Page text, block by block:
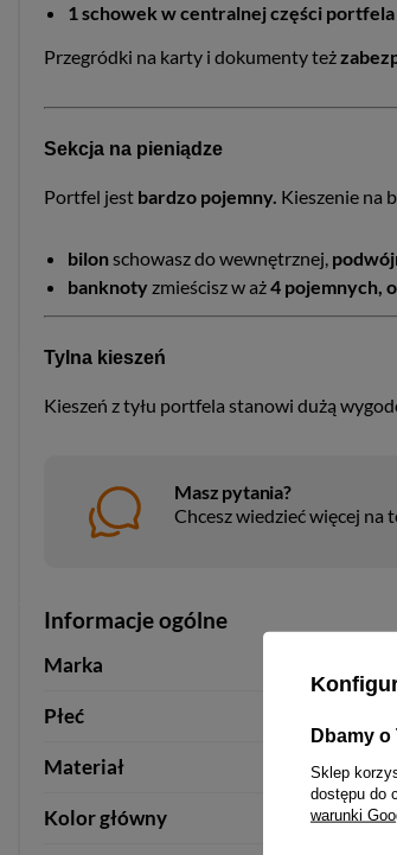
1 schowek w centralnej części portfela
Przegródki na karty i dokumenty też
Sekcja na pieniądze
Portfel jest bardzo pojemny. Kieszenie na
bilonschowasz do wewnętrznej,
banknotyzmieścisz w aż4 pojemnych,
Tylna kieszeń
Kieszeń z tyłu portfela stanowi dużą
Masz pytania?
Chcesz wiedzieć więcej na
Informacje ogólne
Marka
Płeć
Materiał skóra
Kolor główny czerwony
Dbamy o
Sklep
dostępu do
warunki